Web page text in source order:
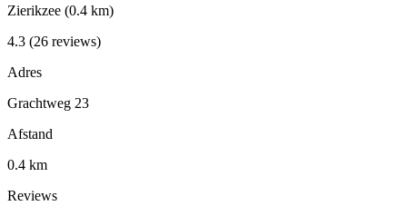
Zierikzee (0.4 km)
4.3 (26 reviews)
Adres
Grachtweg 23
Afstand
0.4 km
Reviews